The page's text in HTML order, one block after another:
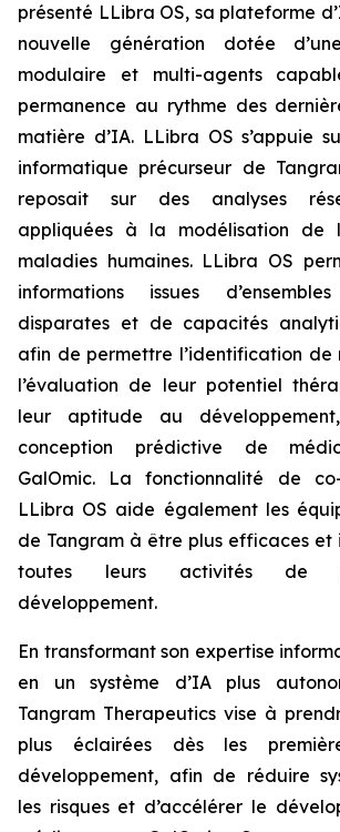
présenté LLibra OS, sa plateforme
nouvelle génération dotée
modulaire et multi-agents
permanence au rythme des
matière d’IA. LLibra OS s’appuie
informatique précurseur de
reposait sur des analyses
appliquées à la modélisation de
maladies humaines. LLibra OS
informations issues
disparates et de capacités
afin de permettre l’identification de
l’évaluation de leur potentiel
leur aptitude au
conception prédictive de
GalOmic. La fonctionnalité de
LLibra OS aide également les
de Tangram à être plus efficaces et
toutes leurs activités de
développement.
En transformant son expertise
en un système d’IA plus
Tangram Therapeutics vise à
plus éclairées dès les
développement, afin de réduire
les risques et d’accélérer le